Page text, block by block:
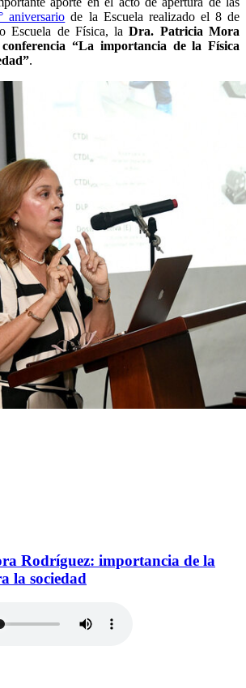
aniversario de la Escuela realizado el 8 de
Escuela de Física, laDra. Patricia Mora
“La importancia de la Física
.
Rodríguez: importancia de la
la sociedad